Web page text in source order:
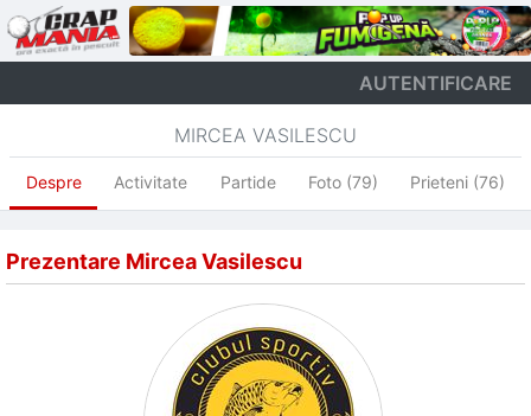
AUTENTIFICARE
MIRCEA VASILESCU
Despre Activitate Partide Foto (79) Prieteni (76)
Prezentare Mircea Vasilescu